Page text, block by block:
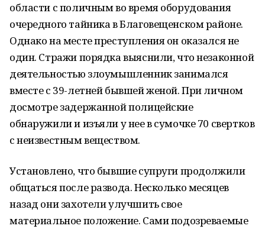
области с поличным во время оборудования
очередного тайника в Благовещенском районе.
Однако на месте преступления он оказался не
один. Стражи порядка выяснили, что незаконной
деятельностью злоумышленник занимался
вместе с 39-летней бывшей женой. При личном
досмотре задержанной полицейские
обнаружили и изъяли у нее в сумочке 70 свертков
с неизвестным веществом.
Установлено, что бывшие супруги продолжили
общаться после развода. Несколько месяцев
назад они захотели улучшить свое
материальное положение. Сами подозреваемые